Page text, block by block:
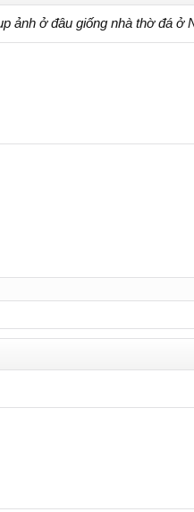
ảnh ở đâu giống nhà thờ đá ở